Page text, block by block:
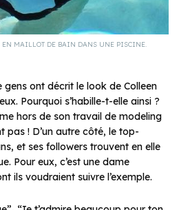
EN MAILLOT DE BAIN DANS UNE PISCINE.
ont décrit le look de Colleen
Pourquoi s’habille-t-elle ainsi ?
hors de son travail de modeling
pas ! D’un autre côté, le top-
et ses followers trouvent en elle
Pour eux, c’est une dame
ils voudraient suivre l’exemple.